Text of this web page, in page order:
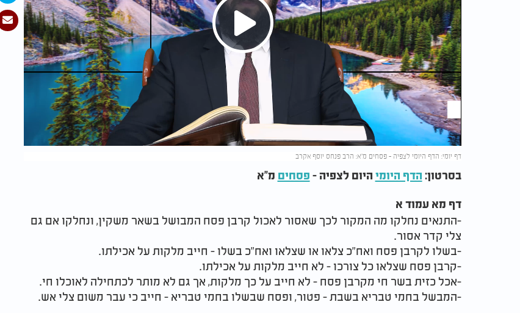
Play
Video
דף יומי: הדף היומי לצפיה - פסחים מ"א: הרב פנחס יוסף אקרב
בסרטון: הדף היומי היום לצפיה - פסחים מ"א
דף מא עמוד א
-התנאים נחלקו מה המקור לכך שאסור לאכול קרבן פסח המבושל בשאר משקין, ונחלקו אם גם
צלי קדר אסור.
-בשלו לקרבן פסח ואח"כ צלאו או שצלאו ואח"כ בשלו - חייב מלקות על אכילתו.
-קרבן פסח שצלאו כל צורכו - לא חייב מלקות על אכילתו.
-אכל כזית בשר חי מקרבן פסח - לא חייב על כך מלקות, אך גם לא מותר לכתחילה לאוכלו חי.
-המבשל בחמי טבריא בשבת - פטור, ופסח שבשלו בחמי טבריא - חייב כי עבר משום צלי אש.